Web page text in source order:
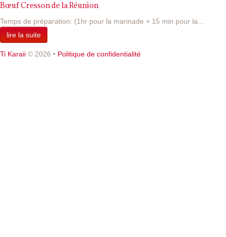
Bœuf Cresson de la Réunion
Temps de préparation: (1hr pour la marinade + 15 min pour la...
lire la suite
Ti Karaii © 2026 • Politique de confidentialité